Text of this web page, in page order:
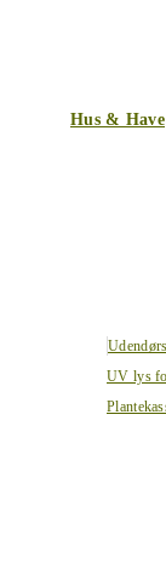
Hus & Have
UV lys